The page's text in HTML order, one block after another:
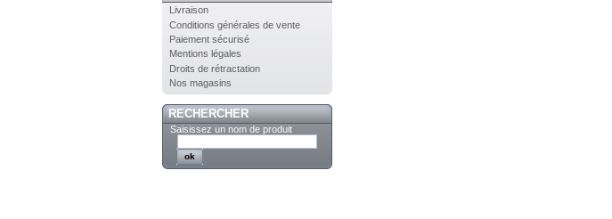
Livraison
Conditions générales de vente
Paiement sécurisé
Mentions légales
Droits de rétractation
Nos magasins
RECHERCHER
Saisissez un nom de produit